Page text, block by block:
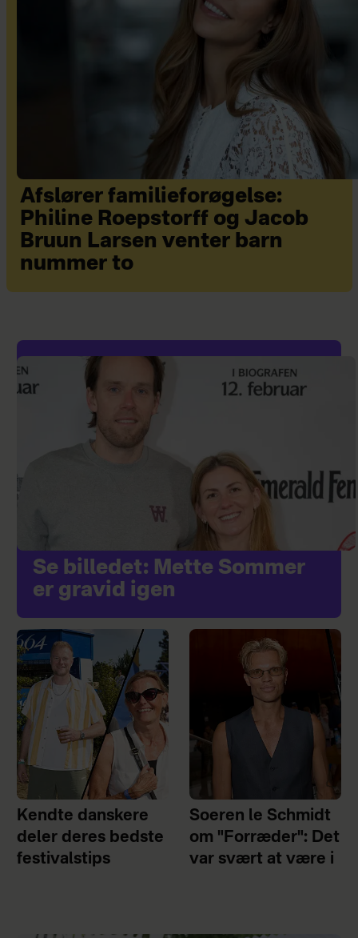
Afslører familieforøgelse:
Philine Roepstorff og Jacob
Bruun Larsen venter barn
nummer to
Se billedet: Mette Sommer
er gravid igen
Kendte danskere
deler deres bedste
festivalstips
Soeren le Schmidt
om "Forræder": Det
var svært at være i